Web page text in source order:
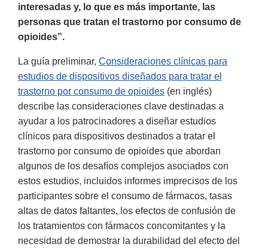
interesadas y, lo que es más importante, las
personas que tratan el trastorno por consumo de
opioides”.
La guía preliminar, Consideraciones clínicas para
estudios de dispositivos diseñados para tratar el
trastorno por consumo de opioides (en inglés)
describe las consideraciones clave destinadas a
ayudar a los patrocinadores a diseñar estudios
clínicos para dispositivos destinados a tratar el
trastorno por consumo de opioides que abordan
algunos de los desafíos complejos asociados con
estos estudios, incluidos informes imprecisos de los
participantes sobre el consumo de fármacos, tasas
altas de datos faltantes, los efectos de confusión de
los tratamientos con fármacos concomitantes y la
necesidad de demostrar la durabilidad del efecto del